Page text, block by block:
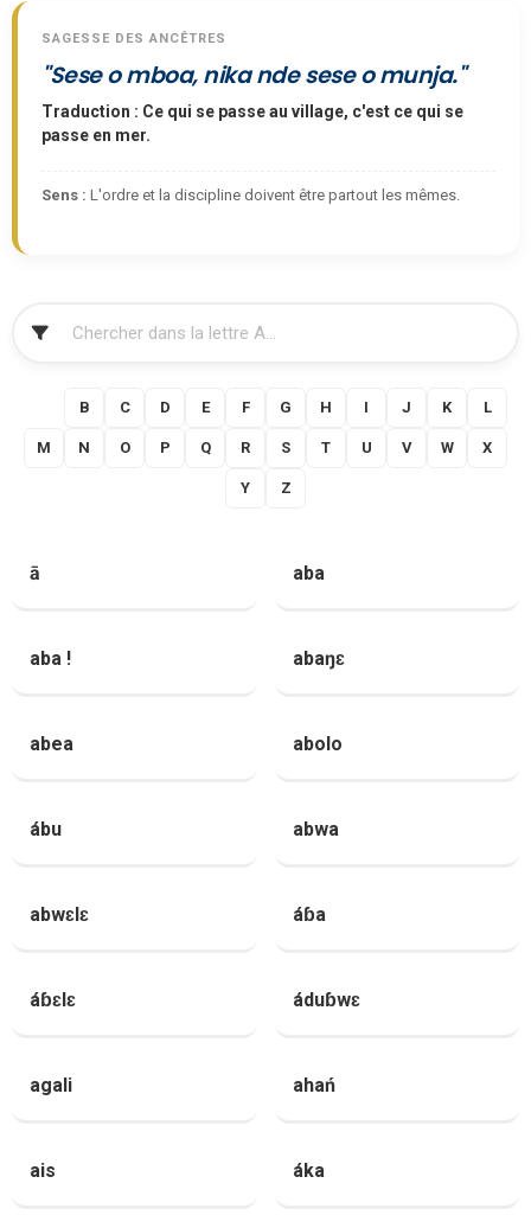
SAGESSE DES ANCÊTRES
"Sese o mboa, nika nde sese o munja."
Traduction : Ce qui se passe au village, c'est ce qui se
passe en mer.
Sens : L'ordre et la discipline doivent être partout les mêmes.
B C D E F G H I J K L
M N O P Q R S T U V W X
Y Z
ā aba
aba ! abaŋɛ
abea abolo
ábu abwa
abwɛlɛ áɓa
áɓɛlɛ áduɓwɛ
agali ahań
ais áka